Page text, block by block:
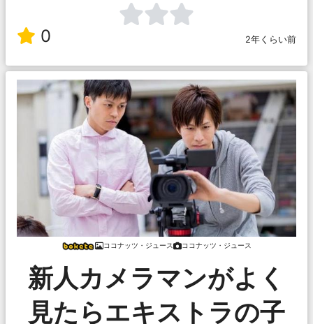
0 2年くらい前
ココナッツ・ジュース ココナッツ・ジュース
新人カメラマンがよく
見たらエキストラの子